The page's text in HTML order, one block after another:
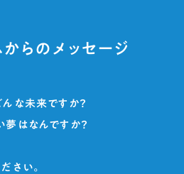
らのメッセージ
な未来ですか？
はなんですか？
さい。